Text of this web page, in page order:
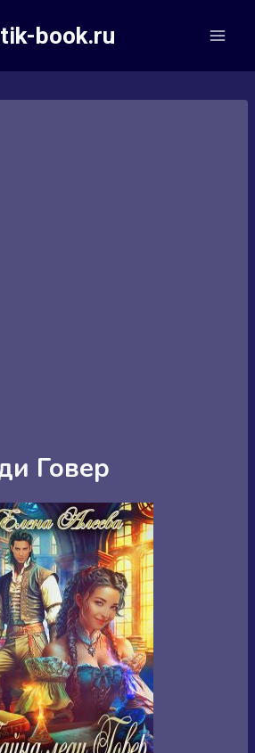
book.ru
Говер